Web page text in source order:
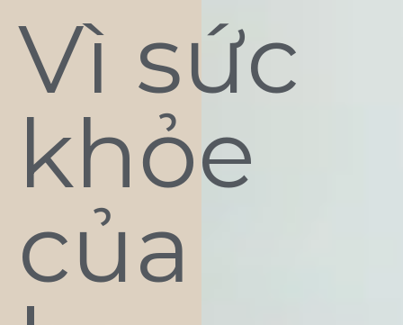
Vì sức
khỏe
của